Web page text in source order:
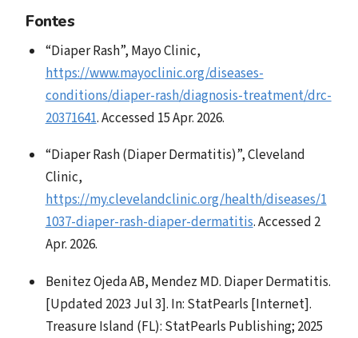
Fontes
“Diaper Rash”, Mayo Clinic,
https://www.mayoclinic.org/diseases-
conditions/diaper-rash/diagnosis-treatment/drc-
20371641. Accessed 15 Apr. 2026.
“Diaper Rash (Diaper Dermatitis)”, Cleveland
Clinic,
https://my.clevelandclinic.org/health/diseases/1
1037-diaper-rash-diaper-dermatitis. Accessed 2
Apr. 2026.
Benitez Ojeda AB, Mendez MD. Diaper Dermatitis.
[Updated 2023 Jul 3]. In: StatPearls [Internet].
Treasure Island (FL): StatPearls Publishing; 2025